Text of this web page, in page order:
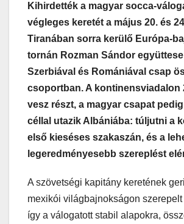
Kihirdették a magyar socca-
végleges keretét a május 20. és
Tiranában sorra kerülő Európa-
tornán Rozman Sándor
Szerbiával és Romániával csap
csoportban. A kontinensviadalon
vesz részt, a magyar csapat
céllal utazik Albániába: túljutni a
első kieséses szakaszán, és a
legeredményesebb szereplést
A szövetségi kapitány keretének
mexikói világbajnokságon
így a válogatott stabil alapokra,